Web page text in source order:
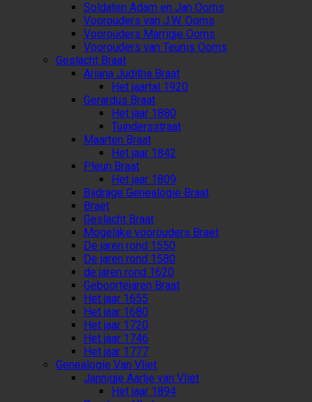
Soldaten Adam en Jan Ooms
Voorouders van J.W. Ooms
Voorouders Marrigje Ooms
Voorouders van Teunis Ooms
Geslacht Braat
Ariana Juditha Braat
Het jaartal 1920
Gerardus Braat
Het jaar 1880
Tuindersstraat
Maarten Braat
Het jaar 1842
Pleun Braat
Het jaar 1809
Bijdrage Genealogie Braat
Braet
Geslacht Braat
Mogelijke voorouders Braet
De jaren rond 1550
De jaren rond 1580
de jaren rond 1620
Geboortejaren Braat
Het jaar 1655
Het jaar 1680
Het jaar 1720
Het jaar 1746
Het jaar 1777
Genealogie Van Vliet
Jannigje Aartje van Vliet
Het jaar 1894